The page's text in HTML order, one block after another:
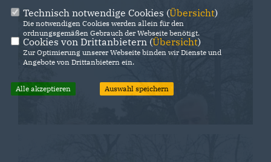
Technisch notwendige Cookies (Übersicht)
Die notwendigen Cookies werden allein für den
ordnungsgemäßen Gebrauch der Webseite benötigt.
Cookies von Drittanbietern (Übersicht)
Zur Optimierung unserer Webseite binden wir Dienste und
Angebote von Drittanbietern ein.
Alle akzeptieren Auswahl speichern